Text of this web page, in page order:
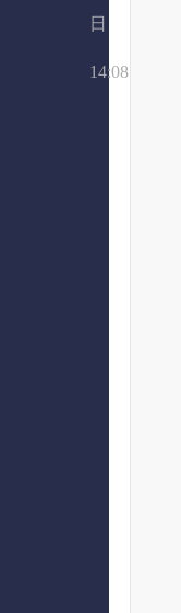
日
14:08